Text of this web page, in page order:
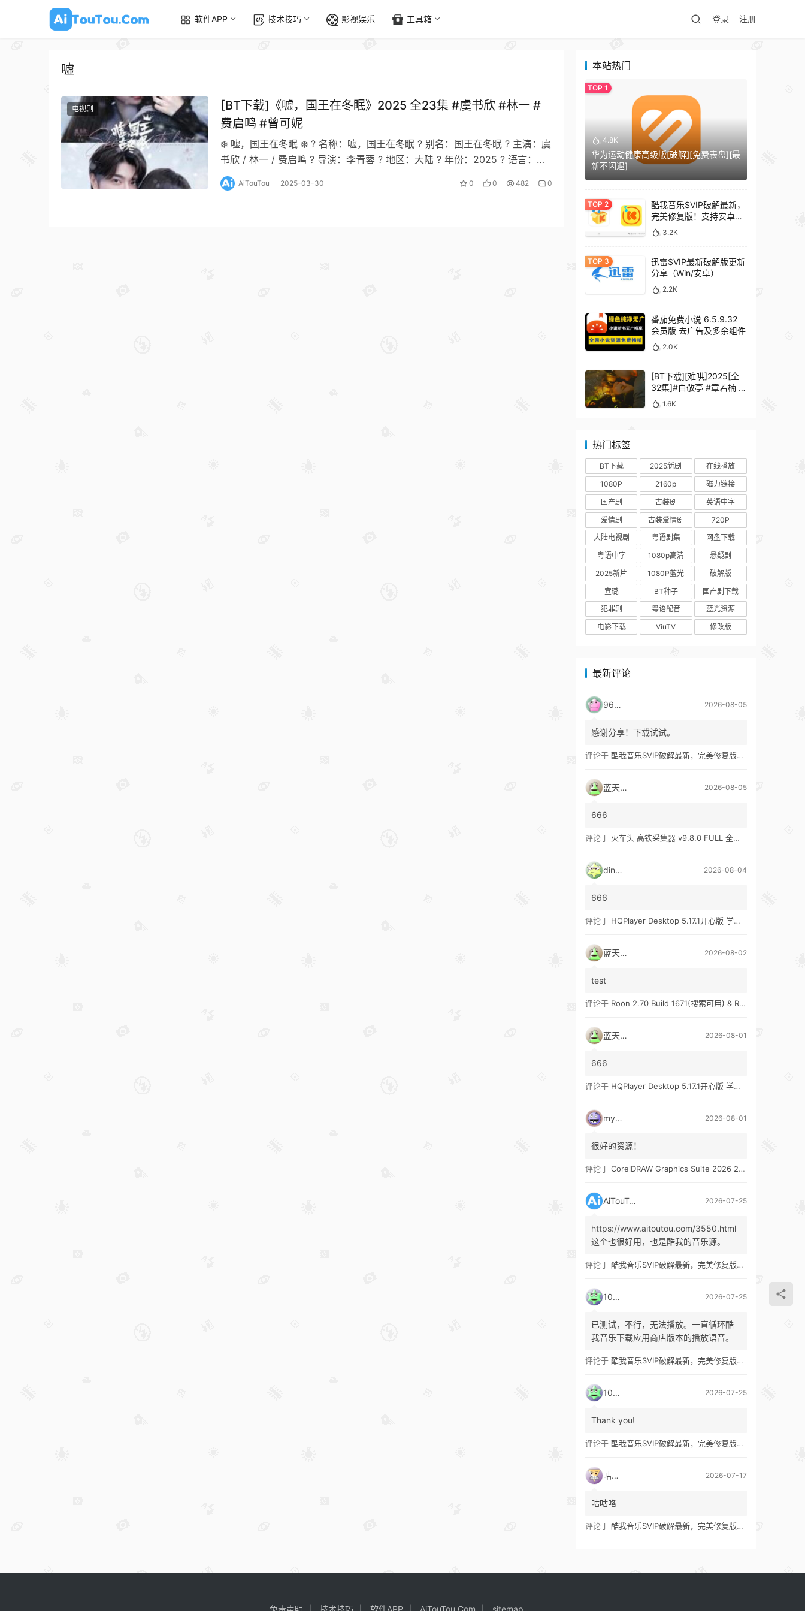
软件APP 技术技巧 影视娱乐 工具箱 登录 注册
嘘
电视剧
[BT下载]《嘘，国王在冬眠》2025 全23集 #虞书欣 #林一 #
费启鸣 #曾可妮
❄️ 嘘，国王在冬眠 ❄️ ? 名称：嘘，国王在冬眠 ? 别名：国王在冬眠 ? 主演：虞
书欣 / 林一 / 费启鸣 ? 导演：李青蓉 ? 地区：大陆 ? 年份：2025 ? 语言：…
AiTouTou 2025-03-30 0 0 482 0
本站热门
4.8K
华为运动健康高级版[破解][免费表盘][最
新不闪退]
酷我音乐SVIP破解最新，
完美修复版！支持安卓
+车机+pc版！
3.2K
迅雷SVIP最新破解版更新
分享（Win/安卓）
2.2K
番茄免费小说 6.5.9.32
会员版 去广告及多余组件
2.0K
[BT下载][难哄]2025[全
32集]#白敬亭 #章若楠 #
何炅 #秦沛 #鲍起静
1.6K
热门标签
BT下载 2025新剧
在线播放
1080P
2160p
磁力链接
国产剧
古装剧
英语中字
爱情剧
古装爱情剧
720P
大陆电视剧
粤语剧集
网盘下载
粤语中字
1080p高清
悬疑剧
2025新片
1080P蓝光
破解版
宣璐
BT种子
国产剧下载
犯罪剧
粤语配音
蓝光资源
电影下载
ViuTV 修改版
最新评论
9627 2026-08-05
感谢分享！下载试试。
评论于 酷我音乐SVIP破解最新，完美修复版！支持安卓+车机+pc版！
蓝天真蓝 2026-08-05
666
评论于 火车头 高铁采集器 v9.8.0 FULL 全功能版（兼容win10、win11）
ding1 2026-08-04
666
评论于 HQPlayer Desktop 5.17.1开心版 学习版&HQPlayer Embedded 5.17.2开心版 学习版
蓝天真蓝 2026-08-02
test
评论于 Roon 2.70 Build 1671(搜索可用) & Roon 2.65 Build 1653 & Roon 1.8 Build 1151 Legacy 开心版 学习版
蓝天真蓝 2026-08-01
666
评论于 HQPlayer Desktop 5.17.1开心版 学习版&HQPlayer Embedded 5.17.2开心版 学习版
mypw 2026-08-01
很好的资源！
评论于 CorelDRAW Graphics Suite 2026 27.1 多语言 开心版 学习版 by KpoJIuK
AiTouTou 2026-07-25
https://www.aitoutou.com/3550.html
这个也很好用，也是酷我的音乐源。
评论于 酷我音乐SVIP破解最新，完美修复版！支持安卓+车机+pc版！
1035 2026-07-25
已测试，不行，无法播放。一直循环酷
我音乐下载应用商店版本的播放语音。
评论于 酷我音乐SVIP破解最新，完美修复版！支持安卓+车机+pc版！
1035 2026-07-25
Thank you!
评论于 酷我音乐SVIP破解最新，完美修复版！支持安卓+车机+pc版！
咕咕咯 2026-07-17
咕咕咯
评论于 酷我音乐SVIP破解最新，完美修复版！支持安卓+车机+pc版！
免责声明 技术技巧 软件APP AiTouTou.Com sitemap